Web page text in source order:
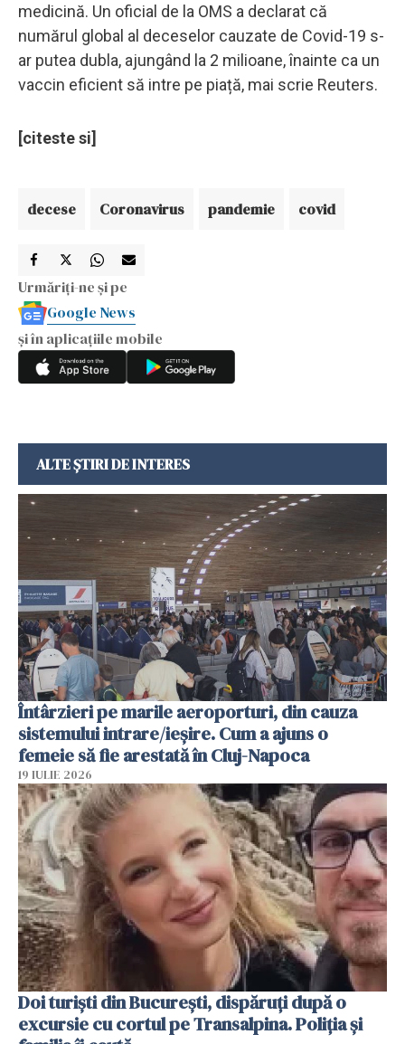
medicină. Un oficial de la OMS a declarat că
numărul global al deceselor cauzate de Covid-19 s-
ar putea dubla, ajungând la 2 milioane, înainte ca un
vaccin eficient să intre pe piață, mai scrie Reuters.
[citeste si]
decese Coronavirus pandemie covid
Urmăriți-ne și pe
Google News
și în aplicațiile mobile
ALTE ȘTIRI DE INTERES
Întârzieri pe marile aeroporturi, din cauza
sistemului intrare/ieșire. Cum a ajuns o
femeie să fie arestată în Cluj-Napoca
19 IULIE 2026
Doi turiști din București, dispăruți după o
excursie cu cortul pe Transalpina. Poliția și